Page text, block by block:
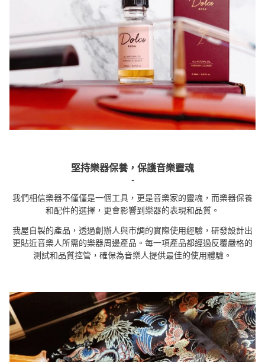
堅持樂器保養，保護音樂靈魂
-
我們相信樂器不僅僅是一個工具，更是音樂家的靈魂 ，而樂器保養
和配件的選擇，更會影響到樂器的表現和品質。
我屋自製的產品，透過創辦人與市調的實際使用經驗，研發設計出
更貼近音樂人所需的樂器周邊產品。 每一項產品都經過反覆嚴格的
測試和品質控管，確保為音樂人提供最佳的使用體驗。